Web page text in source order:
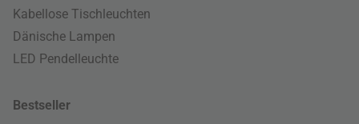
Kabellose Tischleuchten
Dänische Lampen
LED Pendelleuchte
Bestseller